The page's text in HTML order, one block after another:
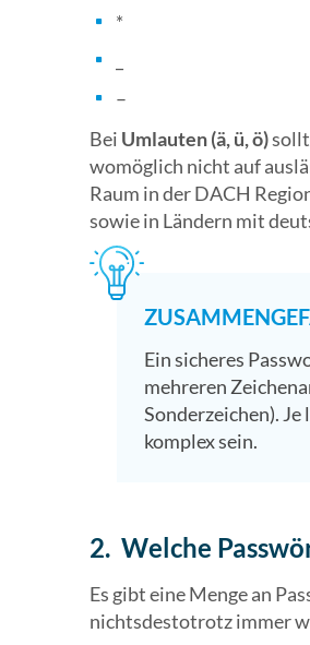
*
–
Bei Umlauten (ä, ü, ö)
womöglich nicht auf
Raum in der DACH
sowie in Ländern mit
Ein sicheres
mehreren
Sonderzeichen). Je
komplex sein.
2. Welche
Es gibt eine Menge an
nichtsdestotrotz immer